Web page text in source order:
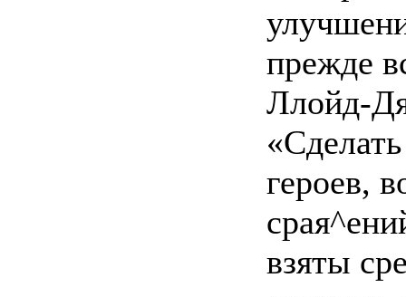
прежде
Ллойд-
героев,
взяты